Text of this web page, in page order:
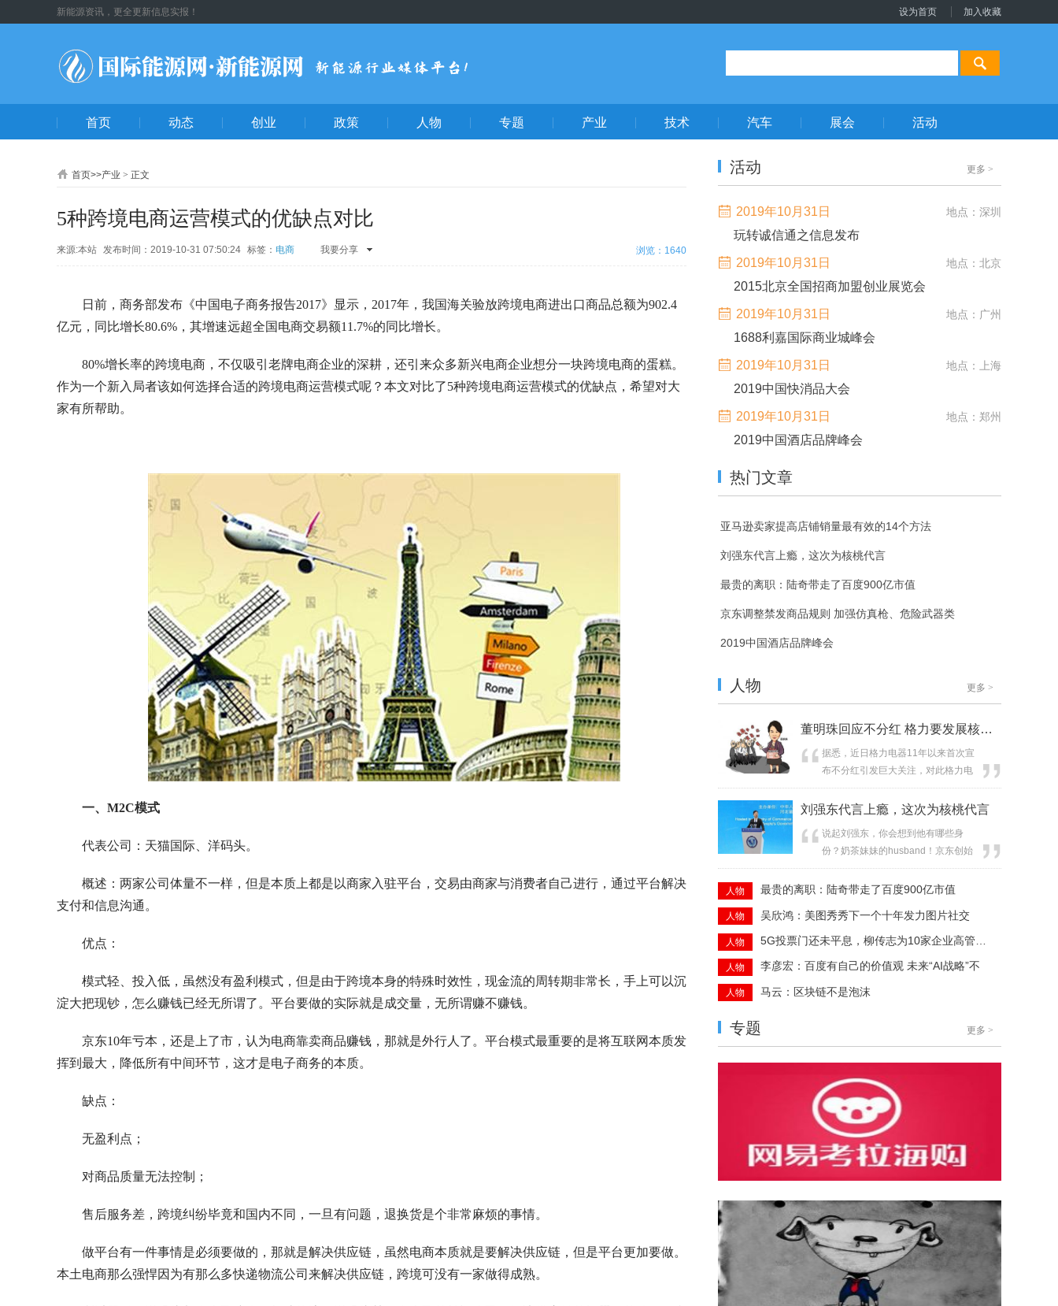
新能源资讯，更全更新信息实报！ 设为首页 加入收藏
首页 动态 创业 政策 人物 专题 产业 技术 汽车 展会 活动
首页>>产业 > 正文
5种跨境电商运营模式的优缺点对比
来源:本站 发布时间：2019-10-31 07:50:24 标签： 电商
我要分享
心网 微信
QQ
好友
腾讯微
博
浏览：1640
日前，商务部发布《中国电子商务报告2017》显示，2017年，我国海关验放跨境电商进出口商品总额为902.4
亿元，同比增长80.6%，其增速远超全国电商交易额11.7%的同比增长。
80%增长率的跨境电商，不仅吸引老牌电商企业的深耕，还引来众多新兴电商企业想分一块跨境电商的蛋糕。
作为一个新入局者该如何选择合适的跨境电商运营模式呢？本文对比了5种跨境电商运营模式的优缺点，希望对大
家有所帮助。
一、M2C模式
代表公司：天猫国际、洋码头。
概述：两家公司体量不一样，但是本质上都是以商家入驻平台，交易由商家与消费者自己进行，通过平台解决
支付和信息沟通。
优点：
模式轻、投入低，虽然没有盈利模式，但是由于跨境本身的特殊时效性，现金流的周转期非常长，手上可以沉
淀大把现钞，怎么赚钱已经无所谓了。平台要做的实际就是成交量，无所谓赚不赚钱。
京东10年亏本，还是上了市，认为电商靠卖商品赚钱，那就是外行人了。平台模式最重要的是将互联网本质发
挥到最大，降低所有中间环节，这才是电子商务的本质。
缺点：
无盈利点；
对商品质量无法控制；
售后服务差，跨境纠纷毕竟和国内不同，一旦有问题，退换货是个非常麻烦的事情。
做平台有一件事情是必须要做的，那就是解决供应链，虽然电商本质就是要解决供应链，但是平台更加要做。
本土电商那么强悍因为有那么多快递物流公司来解决供应链，跨境可没有一家做得成熟。
活动 更多 >
2019年10月31日 地点：深圳
玩转诚信通之信息发布
2019年10月31日 地点：北京
2015北京全国招商加盟创业展览会
2019年10月31日 地点：广州
1688利嘉国际商业城峰会
2019年10月31日 地点：上海
2019中国快消品大会
2019年10月31日 地点：郑州
2019中国酒店品牌峰会
热门文章
亚马逊卖家提高店铺销量最有效的14个方法
刘强东代言上瘾，这次为核桃代言
最贵的离职：陆奇带走了百度900亿市值
京东调整禁发商品规则 加强仿真枪、危险武器类
2019中国酒店品牌峰会
人物 更多 >
董明珠回应不分红 格力要发展核心技术
据悉，近日格力电器11年以来首次宣
布不分红引发巨大关注，对此格力电
器董事长董明珠在接受央视财经专访
时进行了...
刘强东代言上瘾，这次为核桃代言
说起刘强东，你会想到他有哪些身
份？奶茶妹妹的husband！京东创始
人兼CEO ！...
人物 最贵的离职：陆奇带走了百度900亿市值
人物 吴欣鸿：美图秀秀下一个十年发力图片社交
人物
人物 李彦宏：百度有自己的价值观 未来“AI战略”不
人物 马云：区块链不是泡沫
专题 更多 >